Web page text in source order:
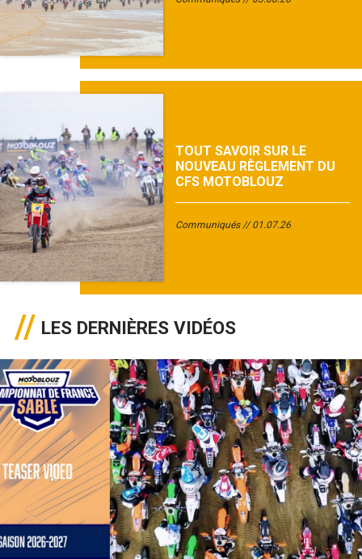
TOUT SAVOIR SUR LE
NOUVEAU RÈGLEMENT DU
CFS MOTOBLOUZ
Communiqués 01.07.26
LES DERNIÈRES VIDÉOS